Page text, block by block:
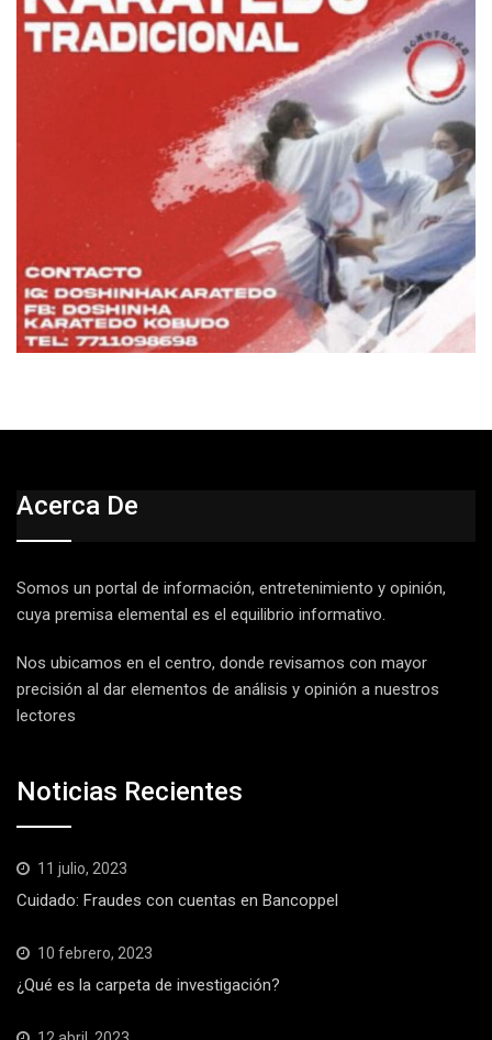
Acerca De
Somos un portal de información, entretenimiento y opinión,
cuya premisa elemental es el equilibrio informativo.
Nos ubicamos en el centro, donde revisamos con mayor
precisión al dar elementos de análisis y opinión a nuestros
lectores
Noticias Recientes
11 julio, 2023
Cuidado: Fraudes con cuentas en Bancoppel
10 febrero, 2023
¿Qué es la carpeta de investigación?